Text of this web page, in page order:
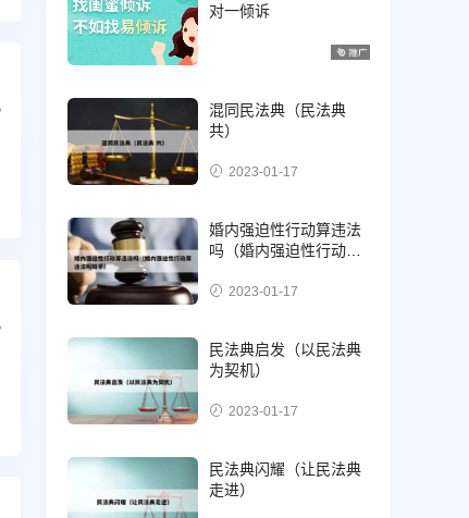
对一倾诉
混同民法典（民法典
共）
2023-01-17
婚内强迫性行动算违法
吗（婚内强迫性行动算
2023-01-17
民法典启发（以民法典
为契机）
2023-01-17
民法典闪耀（让民法典
走进）